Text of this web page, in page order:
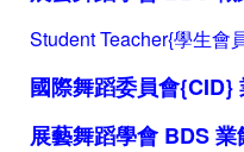
Student Teacher{學生會
國際舞蹈委員會{CID}
展藝舞蹈學會 BDS業